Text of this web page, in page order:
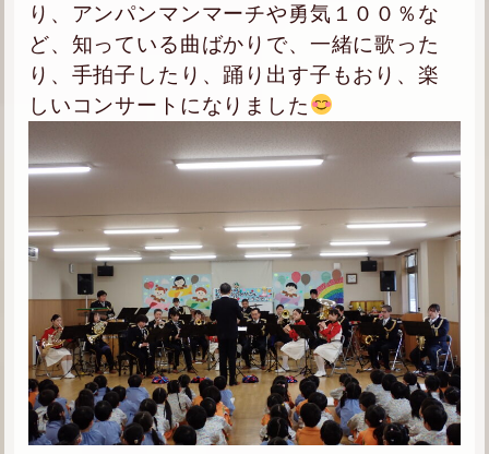
り、アンパンマンマーチや勇気１００％な
ど、知っている曲ばかりで、一緒に歌った
り、手拍子したり、踊り出す子もおり、楽
しいコンサートになりました